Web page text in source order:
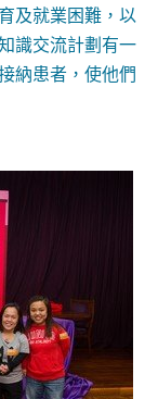
及就業困難，以
識交流計劃有一
納患者，使他們